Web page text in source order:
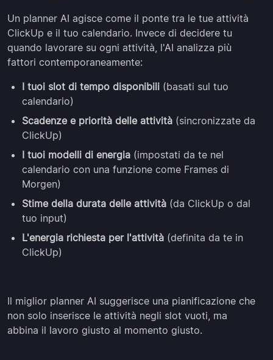
Un planner AI agisce come il ponte tra le tue attività
ClickUp e il tuo calendario. Invece di decidere tu
quando lavorare su ogni attività, l'AI analizza più
fattori contemporaneamente:
I tuoi slot di tempo disponibili (basati sul tuo
calendario)
Scadenze e priorità delle attività (sincronizzate da
ClickUp)
I tuoi modelli di energia (impostati da te nel
calendario con una funzione come Frames di
Morgen)
Stime della durata delle attività (da ClickUp o dal
tuo input)
L'energia richiesta per l'attività (definita da te in
ClickUp)
Il miglior planner AI suggerisce una pianificazione che
non solo inserisce le attività negli slot vuoti, ma
abbina il lavoro giusto al momento giusto.